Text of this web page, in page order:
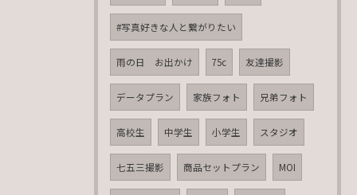
#写真好きな人と繋がりたい
雨の日 お出かけ 75c 友達撮影
データプラン 家族フォト 兄弟フォト
高校生 中学生 小学生 スタジオ
七五三撮影 商品セットプラン MOI